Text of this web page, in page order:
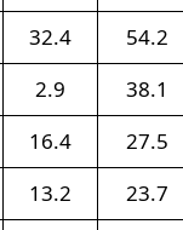
32.4
54.2
2.9
38.1
16.4
27.5
13.2
23.7